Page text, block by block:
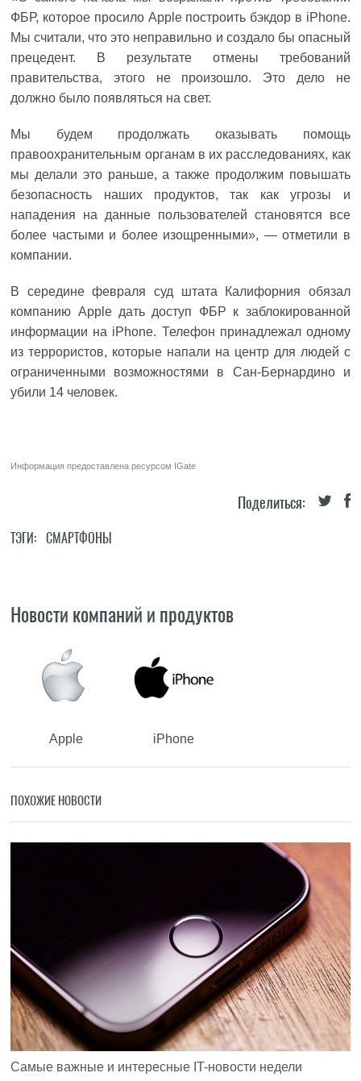
ФБР, которое просило Apple построить бэкдор в iPhone.
Мы считали, что это неправильно и создало бы опасный
прецедент. В результате отмены требований
правительства, этого не произошло. Это дело не
должно было появляться на свет.
Мы будем продолжать оказывать помощь
правоохранительным органам в их расследованиях, как
мы делали это раньше, а также продолжим повышать
безопасность наших продуктов, так как угрозы и
нападения на данные пользователей становятся все
более частыми и более изощренными», — отметили в
компании.
В середине февраля суд штата Калифорния обязал
компанию Apple дать доступ ФБР к заблокированной
информации на iPhone. Телефон принадлежал одному
из террористов, которые напали на центр для людей с
ограниченными возможностями в Сан-Бернардино и
убили 14 человек.
Информация предоставлена ресурсом IGate
Поделиться:
ТЭГИ: СМАРТФОНЫ
Новости компаний и продуктов
Apple iPhone
ПОХОЖИЕ НОВОСТИ
Самые важные и интересные IT-новости недели